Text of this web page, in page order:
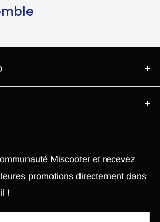
Miscooter et recevez
promotions directement dans
!